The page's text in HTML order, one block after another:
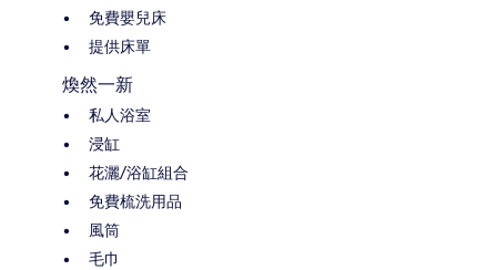
免費嬰兒床
提供床單
煥然一新
私人浴室
浸缸
花灑/浴缸組合
免費梳洗用品
風筒
毛巾